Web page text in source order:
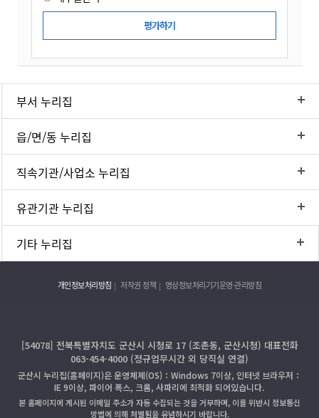
부서 누리집
읍/면/동 누리집
직속기관/사업소 누리집
유관기관 누리집
기타 누리집
개인정보처리방침 저작권 정책 영상정보처리기기운영·관리방침
[54078] 전북특별자치도 군산시 시청로 17 (조촌동, 군산시청) 대표전화
063-454-4000 (정규업무시간 외 당직실 연결)
군산시 누리집(홈페이지)은 운영체제(OS)：Windows 7이상, 인터넷 브라우저：
IE 9이상, 파이어 폭스, 크롬, 사파리에 최적화 되어있습니다.
본 홈페이지에 게시된 이메일 주소가 자동 수집되는 것을 거부하며, 이를 위반시 정보통신
망법에 의해 처벌됨을 유념하시기 바랍니다.